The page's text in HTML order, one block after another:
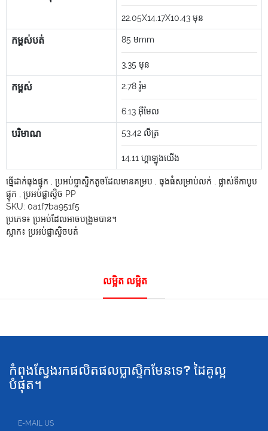
22.05X14.17X10.43 មុន
កម្ពស់បត់ 85 មmm
3.35 មុន
កម្ពស់ 2.78 រ៉ូម
6.13 អ៊ីមែល
បរិមាណ 53.42 លីត្រ
14.11 ហ្គាឡុងយើង
ធ្នើដាក់ធុងផ្ទុក ប្រអប់ប្លាស្ទិកតូចដែលមានគម្រប ធុងធំសម្រាប់លក់
ផ្លាស់ទីកាបូប
ផ្ទុក
ប្រអប់ផ្លាស្ទិច PP
SKU: 0a1f7ba951f5
ប្រភេទ៖ ប្រអប់ដែលអាចបង្រួមបាន។
ស្លាក៖ ប្រអប់ផ្លាស្ទិចបត់
លម្អិត លម្អិត
កំពុងស្វែងរកផលិតផលប្លាស្ទិកមែនទេ? ដៃគូល្អ
បំផុត។
E-MAIL US